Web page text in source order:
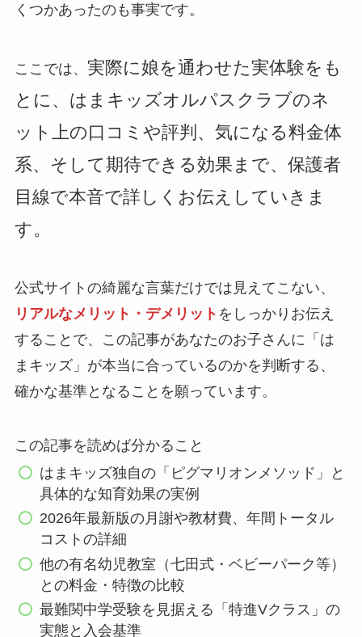
くつかあったのも事実です。
ここでは、 実際に娘を通わせた実体験をも
とに、はまキッズオルパスクラブのネ
ット上の口コミや評判、気になる料金体
系、そして期待できる効果まで、保護者
目線で本音で詳しくお伝えしていきま
す。
公式サイトの綺麗な言葉だけでは見えてこない、
リアルなメリット・デメリット をしっかりお伝え
することで、この記事があなたのお子さんに「は
まキッズ」が本当に合っているのかを判断する、
確かな基準となることを願っています。
この記事を読めば分かること
はまキッズ独自の「ピグマリオンメソッド」と
具体的な知育効果の実例
2026年最新版の月謝や教材費、年間トータル
コストの詳細
他の有名幼児教室（七田式・ベビーパーク等）
との料金・特徴の比較
最難関中学受験を見据える「特進Vクラス」の
実態と入会基準